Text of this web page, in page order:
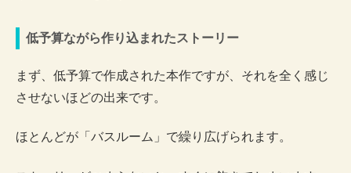
低予算ながら作り込まれたストーリー
まず、低予算で作成された本作ですが、それを全く感じ
させないほどの出来です。
ほとんどが「バスルーム」で繰り広げられます。